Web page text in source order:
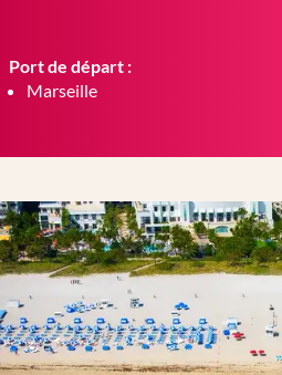
Port de départ :
Marseille